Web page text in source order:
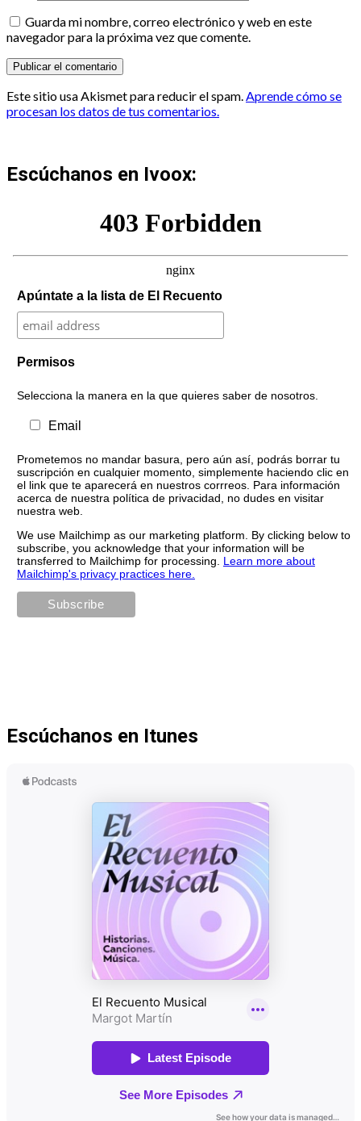
Guarda mi nombre, correo electrónico y web en este
navegador para la próxima vez que comente.
Este sitio usa Akismet para reducir el spam.Aprende cómo se
procesan los datos de tus comentarios.
Escúchanos en Ivoox:
Apúntate a la lista de El Recuento
Permisos
Selecciona la manera en la que quieres saber de nosotros.
Email
Prometemos no mandar basura, pero aún así, podrás borrar tu
suscripción en cualquier momento, simplemente haciendo clic en
el link que te aparecerá en nuestros corrreos. Para información
acerca de nuestra política de privacidad, no dudes en visitar
nuestra web.
We use Mailchimp as our marketing platform. By clicking below to
subscribe, you acknowledge that your information will be
transferred to Mailchimp for processing. Learn more about
Mailchimp's privacy practices here.
Escúchanos en Itunes